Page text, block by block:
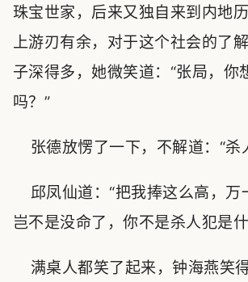
珠宝世家，后来又独自来到内地
上游刃有余，对于这个社会的了
子深得多，她微笑道：“张局，你
吗？”
张德放愣了一下，不解道：“杀
邱凤仙道：“把我捧这么高，万
岂不是没命了，你不是杀人犯是
满桌人都笑了起来，钟海燕笑